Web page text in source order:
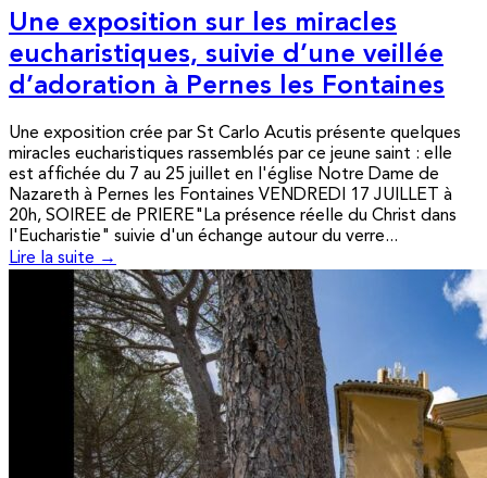
Une exposition sur les miracles
eucharistiques, suivie d’une veillée
d’adoration à Pernes les Fontaines
Une exposition crée par St Carlo Acutis présente quelques
miracles eucharistiques rassemblés par ce jeune saint : elle
est affichée du 7 au 25 juillet en l'église Notre Dame de
Nazareth à Pernes les Fontaines VENDREDI 17 JUILLET à
20h, SOIREE de PRIERE"La présence réelle du Christ dans
l'Eucharistie" suivie d'un échange autour du verre...
Lire la suite →